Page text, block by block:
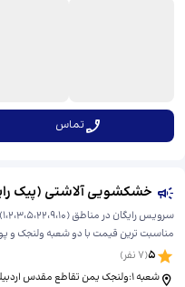
تماس
خشکشویی آلاشتی (پیک رایگان
مناسبت ترین قیمت با دو شعبه ولنجک و پونک
5
(
7 نفر)
شعبه 1:ولنجک یمن تقاطع مقدس اردبیلی شعبه‌2:، پونک ، شهید اخلاقی ۸، ​پلاک 7